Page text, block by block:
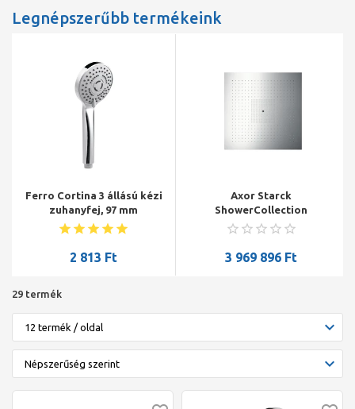
Legnépszerűbb termékeink
Ferro Cortina 3 állású kézi
zuhanyfej, 97 mm
2 813 Ft
Axor Starck
ShowerCollection
ShowerHeaven
DN20 világítás nélkül
3 969 896 Ft
29 termék